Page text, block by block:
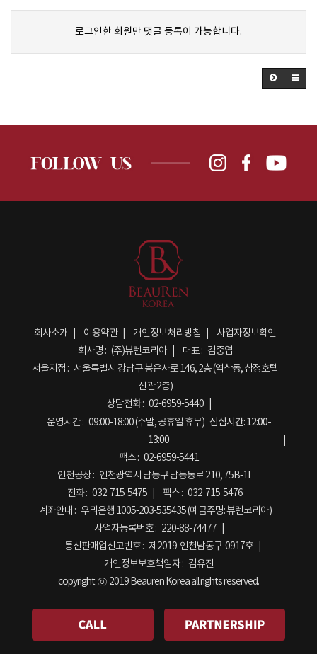
로그인한 회원만 댓글 등록이 가능합니다.
회사소개 이용약관 개인정보처리방침
사업자정보확인
회사명 : (주)뷰렌코리아 대표 : 김중엽
서울지점 : 서울특별시 강남구 봉은사로 146, 2층 (역삼동, 삼정호텔
신관 2층)
상담전화 : 02-6959-5440
운영시간 : 09:00-18:00 (주말, 공휴일 휴무) 점심시간:12:00-
13:00
팩스 : 02-6959-5441
인천공장 : 인천광역시 남동구 남동동로 210, 75B-1L
전화 : 032-715-5475 팩스 : 032-715-5476
계좌안내 : 우리은행 1005-203-535435 (예금주명: 뷰렌코리아)
사업자등록번호 : 220-88-74477
통신판매업신고번호 : 제2019-인천남동구-0917호
개인정보보호책임자 : 김유진
copyright ⓒ 2019 Beauren Korea all rights reserved.